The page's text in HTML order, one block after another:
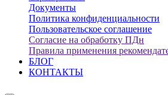
Документы
Политика конфиденциальности
Пользовательское соглашение
Согласие на обработку ПДн
Правила применения
БЛОГ
КОНТАКТЫ